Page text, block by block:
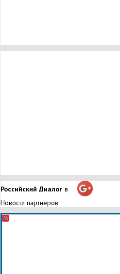
Российский Диалог в
Новости партнеров